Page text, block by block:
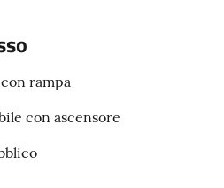
rampa
con ascensore